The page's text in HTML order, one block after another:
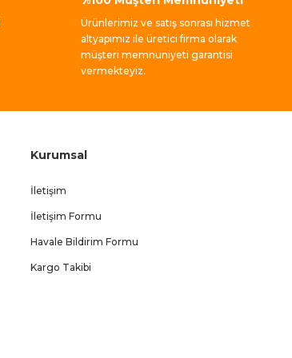
Ürünlerimiz ve satış sonrası hizmet
altyapımız ile üretici firma olarak
müşteri memnuniyeti garantisi
vermekteyiz.
Kurumsal
İletişim
İletişim Formu
Havale Bildirim Formu
Kargo Takibi